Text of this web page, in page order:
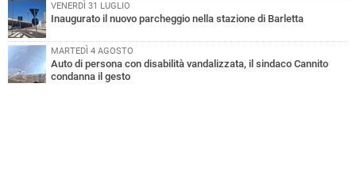
VENERDÌ 31 LUGLIO
Inaugurato il nuovo parcheggio nella stazione di Barletta
MARTEDÌ 4 AGOSTO
Auto di persona con disabilità vandalizzata, il sindaco Cannito
condanna il gesto